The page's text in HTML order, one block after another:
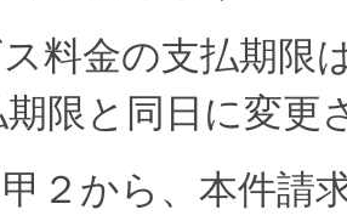
料金の支払期限
限と同日に変更
２から、本件請